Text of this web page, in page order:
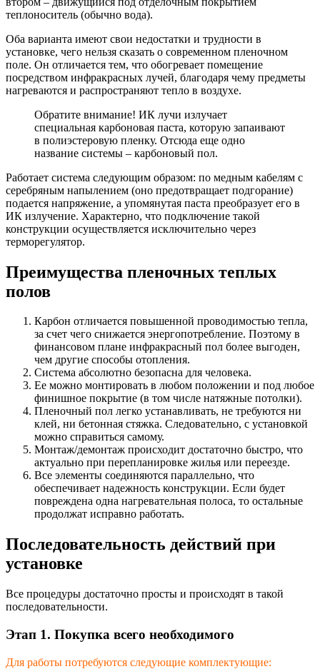
теплоноситель (обычно вода).
Оба варианта имеют свои недостатки и трудности в
установке, чего нельзя сказать о современном пленочном
поле. Он отличается тем, что обогревает помещение
посредством инфракрасных лучей, благодаря чему предметы
нагреваются и распространяют тепло в воздухе.
Обратите внимание! ИК лучи излучает
специальная карбоновая паста, которую запаивают
в полиэстеровую пленку. Отсюда еще одно
название системы – карбоновый пол.
Работает система следующим образом: по медным кабелям с
серебряным напылением (оно предотвращает подгорание)
подается напряжение, а упомянутая паста преобразует его в
ИК излучение. Характерно, что подключение такой
конструкции осуществляется исключительно через
терморегулятор.
Преимущества пленочных теплых
полов
Карбон отличается повышенной проводимостью тепла,
за счет чего снижается энергопотребление. Поэтому в
финансовом плане инфракрасный пол более выгоден,
чем другие способы отопления.
Система абсолютно безопасна для человека.
Ее можно монтировать в любом положении и под любое
финишное покрытие (в том числе натяжные потолки).
Пленочный пол легко устанавливать, не требуются ни
клей, ни бетонная стяжка. Следовательно, с установкой
можно справиться самому.
Монтаж/демонтаж происходит достаточно быстро, что
актуально при перепланировке жилья или переезде.
Все элементы соединяются параллельно, что
обеспечивает надежность конструкции. Если будет
повреждена одна нагревательная полоса, то остальные
продолжат исправно работать.
Последовательность действий при
установке
Все процедуры достаточно просты и происходят в такой
последовательности.
Этап 1. Покупка всего необходимого
Для работы потребуются следующие комплектующие: